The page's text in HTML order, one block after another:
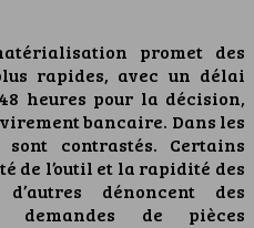
promet des
rapides, avec un délai
heures pour la décision,
bancaire. Dans les
contrastés. Certains
de l’outil et la rapidité des
d’autres dénoncent des
demandes de pièces